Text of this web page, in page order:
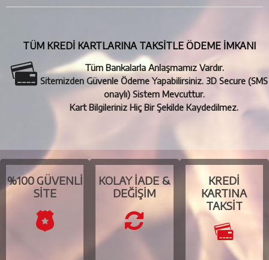
TÜM KREDİ KARTLARINA TAKSİTLE ÖDEME İMKANI
Tüm Bankalarla Anlaşmamız Vardır.
Sitemizden Güvenle Ödeme Yapabilirsiniz. 3D Secure (SMS
onaylı) Sistem Mevcuttur.
Kart Bilgileriniz Hiç Bir Şekilde Kaydedilmez.
%100 GÜVENLI
SITE
KOLAY İADE &
DEĞIŞIM
KREDI
KARTINA
TAKSIT